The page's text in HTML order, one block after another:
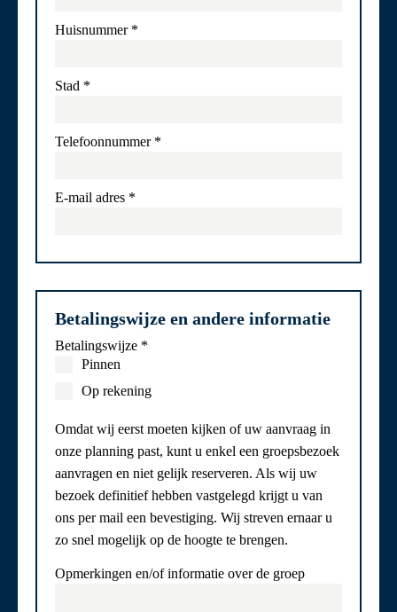
Huisnummer *
Stad *
Telefoonnummer *
E-mail adres *
Betalingswijze en andere informatie
Betalingswijze *
Pinnen
Op rekening
Omdat wij eerst moeten kijken of uw aanvraag in
onze planning past, kunt u enkel een groepsbezoek
aanvragen en niet gelijk reserveren. Als wij uw
bezoek definitief hebben vastgelegd krijgt u van
ons per mail een bevestiging. Wij streven ernaar u
zo snel mogelijk op de hoogte te brengen.
Opmerkingen en/of informatie over de groep